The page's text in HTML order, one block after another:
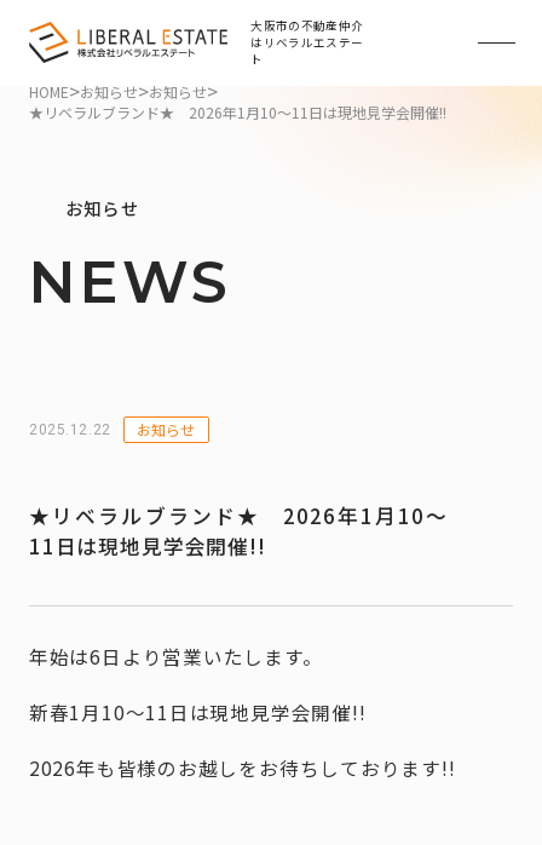
大阪市の不動産仲介
はリベラルエステー
ト
HOME>お知らせ>お知らせ>
★リベラルブランド★ 2026年1月10～11日は現地見学会開催!!
お知らせ
NEWS
2025.12.22 お知らせ
★リベラルブランド★ 2026年1月10～
11日は現地見学会開催!!
年始は6日より営業いたします。
新春1月10～11日は現地見学会開催!!
2026年も皆様のお越しをお待ちしております!!